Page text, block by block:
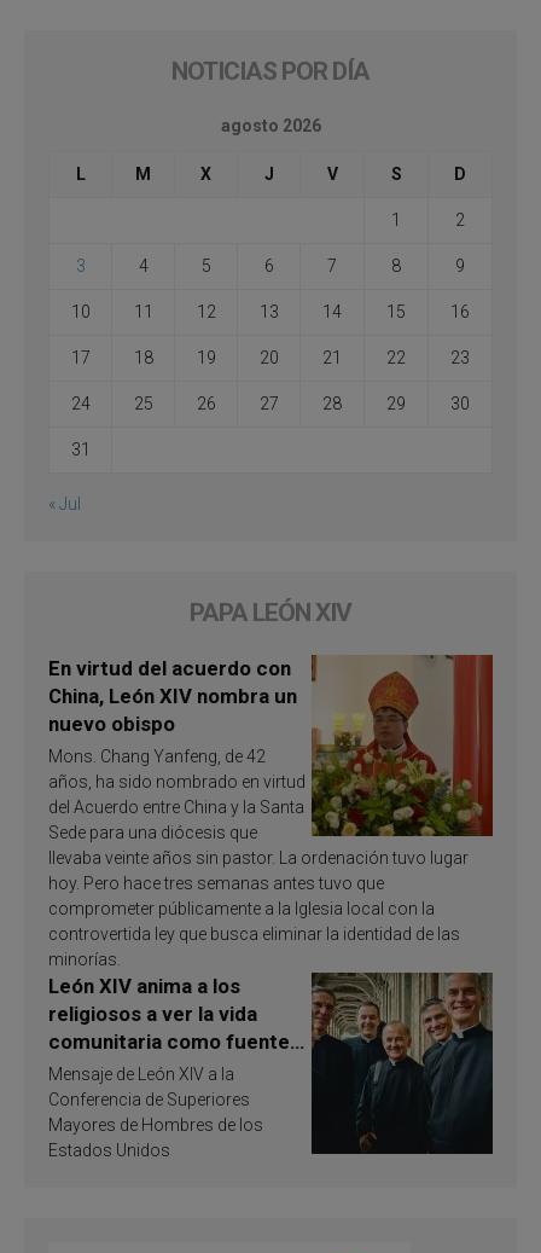
NOTICIAS POR DÍA
agosto 2026
L M X J V S D
1 2
3 4 5 6 7 8 9
10 11 12 13 14 15 16
17 18 19 20 21 22 23
24 25 26 27 28 29 30
31
« Jul
PAPA LEÓN XIV
En virtud del acuerdo con
China, León XIV nombra un
nuevo obispo
Mons. Chang Yanfeng, de 42
años, ha sido nombrado en virtud
del Acuerdo entre China y la Santa
Sede para una diócesis que
llevaba veinte años sin pastor. La ordenación tuvo lugar
hoy. Pero hace tres semanas antes tuvo que
comprometer públicamente a la Iglesia local con la
controvertida ley que busca eliminar la identidad de las
minorías.
León XIV anima a los
religiosos a ver la vida
comunitaria como fuente
de inspiración y
santificación
Mensaje de León XIV a la
Conferencia de Superiores
Mayores de Hombres de los
Estados Unidos